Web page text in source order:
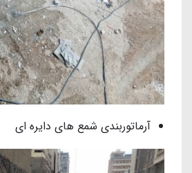
آرماتوربندی شمع های دایره ای